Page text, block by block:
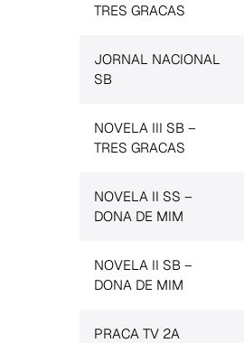
TRES GRACAS
JORNAL NACIONAL
SB
NOVELA III SB –
TRES GRACAS
NOVELA II SS –
DONA DE MIM
NOVELA II SB –
DONA DE MIM
PRACA TV 2A